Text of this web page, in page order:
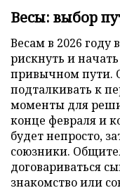
Весы: выбор
Весам в 2026 году
рискнуть и
привычном пути.
подталкивать к
моменты для
конце февраля и
будет непросто,
союзники.
договариваться
знакомство или